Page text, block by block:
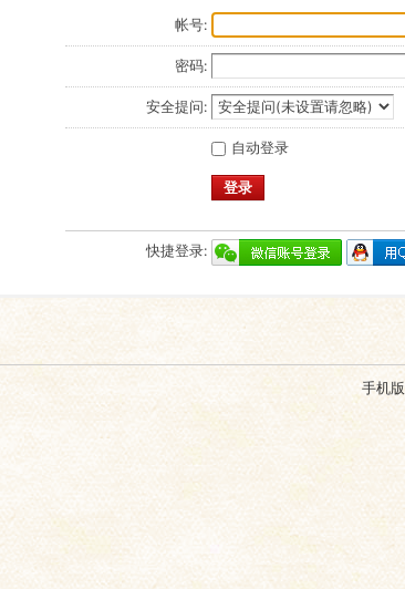
帐号:
密码:
安全提问:
自动登录
登录
快捷登录:
手机版